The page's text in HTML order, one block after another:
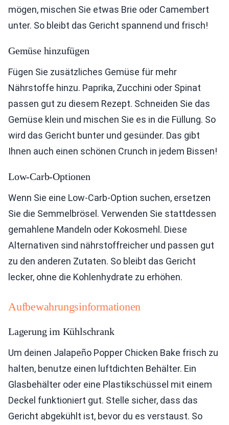
mögen, mischen Sie etwas Brie oder Camembert
unter. So bleibt das Gericht spannend und frisch!
Gemüse hinzufügen
Fügen Sie zusätzliches Gemüse für mehr
Nährstoffe hinzu. Paprika, Zucchini oder Spinat
passen gut zu diesem Rezept. Schneiden Sie das
Gemüse klein und mischen Sie es in die Füllung. So
wird das Gericht bunter und gesünder. Das gibt
Ihnen auch einen schönen Crunch in jedem Bissen!
Low-Carb-Optionen
Wenn Sie eine Low-Carb-Option suchen, ersetzen
Sie die Semmelbrösel. Verwenden Sie stattdessen
gemahlene Mandeln oder Kokosmehl. Diese
Alternativen sind nährstoffreicher und passen gut
zu den anderen Zutaten. So bleibt das Gericht
lecker, ohne die Kohlenhydrate zu erhöhen.
Aufbewahrungsinformationen
Lagerung im Kühlschrank
Um deinen Jalapeño Popper Chicken Bake frisch zu
halten, benutze einen luftdichten Behälter. Ein
Glasbehälter oder eine Plastikschüssel mit einem
Deckel funktioniert gut. Stelle sicher, dass das
Gericht abgekühlt ist, bevor du es verstaust. So